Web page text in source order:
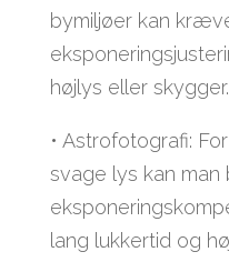
bymiljøer kan
højlys eller skygger.
• Astrofotografi:
svage lys kan man
lang lukkertid og